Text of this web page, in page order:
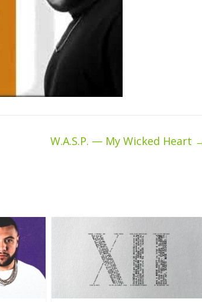
W.A.S.P. — My Wicked Heart